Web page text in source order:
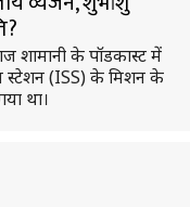
शामानी के पॉडकास्ट में
स्टेशन (ISS) के मिशन के
था।